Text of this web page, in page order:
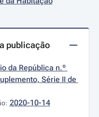
publicação
da República n.º
Série II de
2020-10-14